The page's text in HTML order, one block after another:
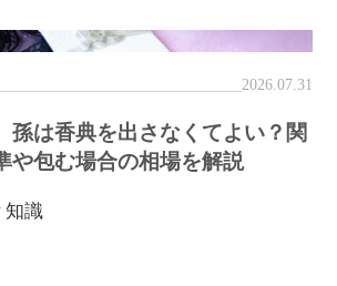
2026.07.31
孫は香典を出さなくてよい？関
や包む場合の相場を解説
知識